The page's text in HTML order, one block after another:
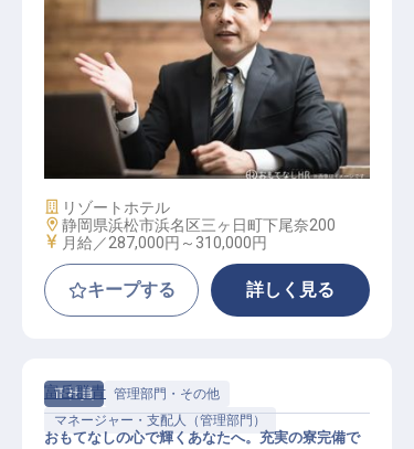
支配人（マネージャー）クラス
施設業態
リゾートホテル
勤務地
静岡県浜松市浜名区三ヶ日町下尾奈200
給与
月給／287,000円～ 310,000円
キープする 詳しく見る
正社員
管理部門・その他
マネージャー・支配人（管理部門）
富岳群青
おもてなしの心で輝くあなたへ。充実の寮完備で